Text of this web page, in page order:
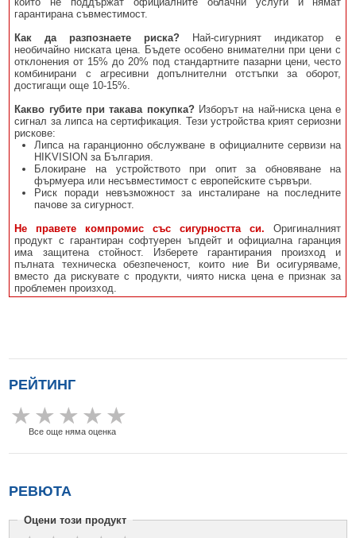
гарантирана съвместимост.
Как да разпознаете риска?Най-сигурният индикатор е
необичайно ниската цена. Бъдете особено внимателни при цени с
отклонения от 15% до 20% под стандартните пазарни цени, често
комбинирани с агресивни допълнителни отстъпки за оборот,
достигащи още 10-15%.
Какво губите при такава покупка?Изборът на най-ниска цена е
сигнал за липса на сертификация. Тези устройства крият сериозни
рискове:
Липса на гаранционно обслужване в официалните сервизи на
HIKVISION за България.
Блокиране на устройството при опит за обновяване на
фърмуера или несъвместимост с европейските сървъри.
Риск поради невъзможност за инсталиране на последните
пачове за сигурност.
Не правете компромис със сигурността си. Оригиналният
продукт с гарантиран софтуерен ъпдейт и официална гаранция
има защитена стойност. Изберете гарантирания произход и
пълната техническа обезпеченост, които ние Ви осигуряваме,
вместо да рискувате с продукти, чиято ниска цена е признак за
проблемен произход.
РЕЙТИНГ
Все още няма оценка
РЕВЮТА
Оцени този продукт